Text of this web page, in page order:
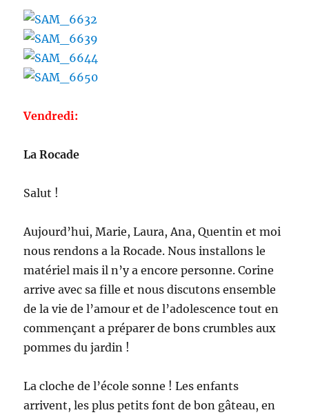
Vendredi:
La Rocade
Salut !
Aujourd’hui, Marie, Laura, Ana, Quentin et moi
nous rendons a la Rocade. Nous installons le
matériel mais il n’y a encore personne. Corine
arrive avec sa fille et nous discutons ensemble
de la vie de l’amour et de l’adolescence tout en
commençant a préparer de bons crumbles aux
pommes du jardin !
La cloche de l’école sonne ! Les enfants
arrivent, les plus petits font de bon gâteau, en